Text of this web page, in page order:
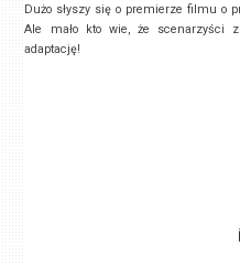
Dużo słyszy się o premierze filmu o
Ale mało kto wie, że scenarzyści
adaptację!